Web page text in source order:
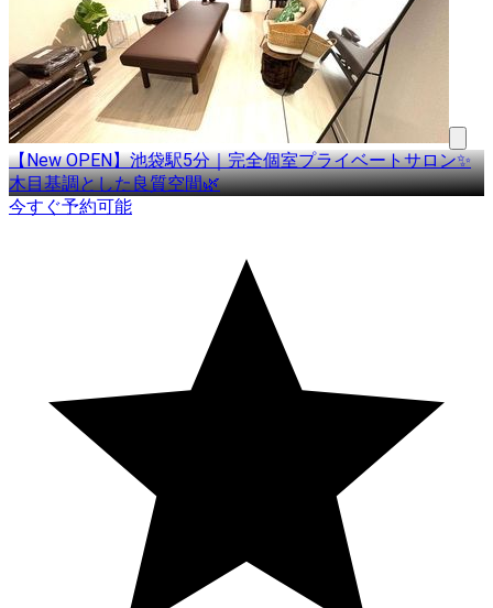
【New OPEN】池袋駅5分｜完全個室プライベートサロン✨
木目基調とした良質空間🌿
今すぐ予約可能